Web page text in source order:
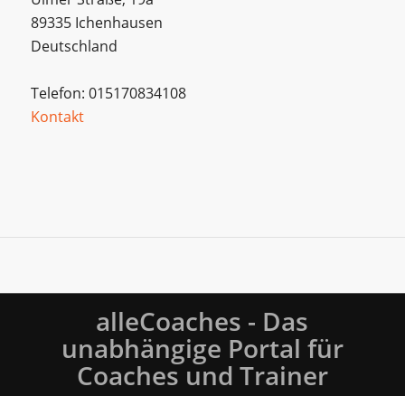
89335 Ichenhausen
Deutschland
Telefon: 015170834108
Kontakt
alleCoaches - Das
unabhängige Portal für
Coaches und Trainer